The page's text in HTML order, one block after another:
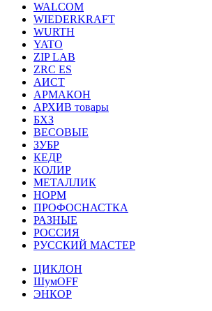
WALCOM
WIEDERKRAFT
WURTH
YATO
ZIP LAB
ZRC ES
АИСТ
АРМАКОН
АРХИВ товары
БХЗ
ВЕСОВЫЕ
ЗУБР
КЕДР
КОЛИР
МЕТАЛЛИК
НОРМ
ПРОФОСНАСТКА
РАЗНЫЕ
РОССИЯ
РУССКИЙ МАСТЕР
ЦИКЛОН
ШумOFF
ЭНКОР